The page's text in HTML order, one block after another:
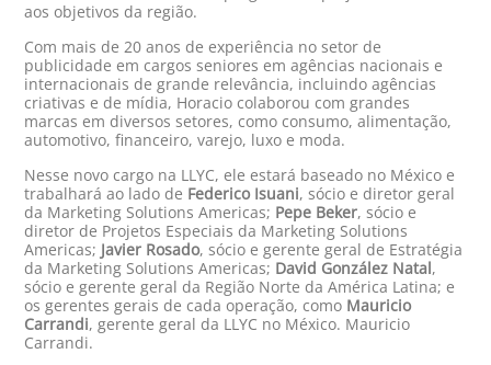
aos objetivos da região.
Com mais de 20 anos de experiência no setor de
publicidade em cargos seniores em agências nacionais e
internacionais de grande relevância, incluindo agências
criativas e de mídia, Horacio colaborou com grandes
marcas em diversos setores, como consumo, alimentação,
automotivo, financeiro, varejo, luxo e moda.
Nesse novo cargo na LLYC, ele estará baseado no México e
trabalhará ao lado de Federico Isuani, sócio e diretor geral
da Marketing Solutions Americas; Pepe Beker, sócio e
diretor de Projetos Especiais da Marketing Solutions
Americas; Javier Rosado, sócio e gerente geral de Estratégia
da Marketing Solutions Americas; David González Natal,
sócio e gerente geral da Região Norte da América Latina; e
os gerentes gerais de cada operação, como Mauricio
Carrandi, gerente geral da LLYC no México. Mauricio
Carrandi.